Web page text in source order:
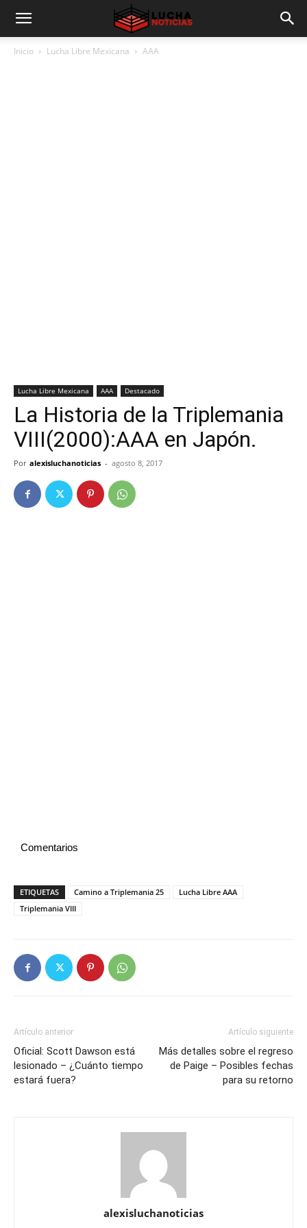
Inicio Lucha Libre Mexicana AAA
Lucha Libre Mexicana AAA Destacado
La Historia de la Triplemania
VIII(2000):AAA en Japón.
Por alexisluchanoticias - agosto 8, 2017
Comentarios
ETIQUETAS Camino a Triplemania 25
Lucha Libre AAA
Triplemania VIII
Artículo anterior
Oficial: Scott Dawson está
lesionado – ¿Cuánto tiempo
estará fuera?
Artículo siguiente
Más detalles sobre el regreso
de Paige – Posibles fechas
para su retorno
alexisluchanoticias